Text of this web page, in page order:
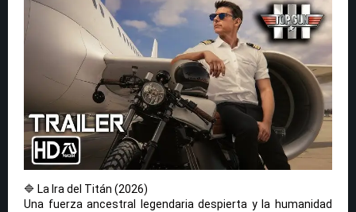
🔷 La Ira del Titán (2026)
Una fuerza ancestral legendaria despierta y la humanidad